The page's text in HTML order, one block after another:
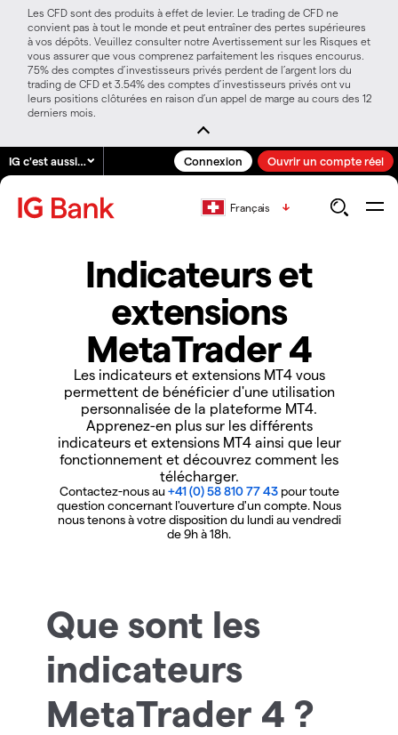
Les CFD sont des produits à effet de levier. Le trading de CFD ne
convient pas à tout le monde et peut entraîner des pertes supérieures
à vos dépôts. Veuillez consulter notre Avertissement sur les Risques et
vous assurer que vous comprenez parfaitement les risques encourus.
75% des comptes d’investisseurs privés perdent de l’argent lors du
trading de CFD et 3.54% des comptes d’investisseurs privés ont vu
leurs positions clôturées en raison d’un appel de marge au cours des 12
derniers mois.
IG c'est aussi… Connexion Ouvrir un compte réel
Français
Indicateurs et
extensions
MetaTrader 4
Les indicateurs et extensions MT4 vous
permettent de bénéficier d'une utilisation
personnalisée de la plateforme MT4.
Apprenez-en plus sur les différents
indicateurs et extensions MT4 ainsi que leur
fonctionnement et découvrez comment les
télécharger.
Contactez-nous au +41 (0) 58 810 77 43pour toute
question concernant l'ouverture d'un compte. Nous
nous tenons à votre disposition du lundi au vendredi
de 9h à 18h.
Que sont les
indicateurs
MetaTrader 4 ?